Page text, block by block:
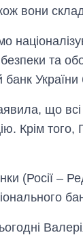
вони
та
банк
що всі
Крім
(Росії –